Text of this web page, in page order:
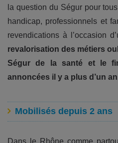
la question du Ségur pour
handicap, professionnels et
revendications à l’occasion
revalorisation des métiers
Ségur de la santé et le
annoncées il y a plus d’un
Mobilisés depuis 2 ans
Dans le Rhône comme